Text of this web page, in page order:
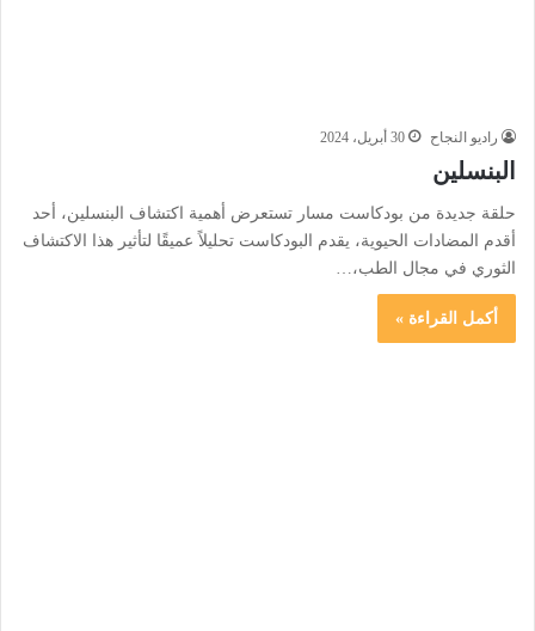
راديو النجاح 30 أبريل، 2024
البنسلين
حلقة جديدة من بودكاست مسار تستعرض أهمية اكتشاف البنسلين، أحد
أقدم المضادات الحيوية، يقدم البودكاست تحليلاً عميقًا لتأثير هذا الاكتشاف
الثوري في مجال الطب،…
أكمل القراءة »